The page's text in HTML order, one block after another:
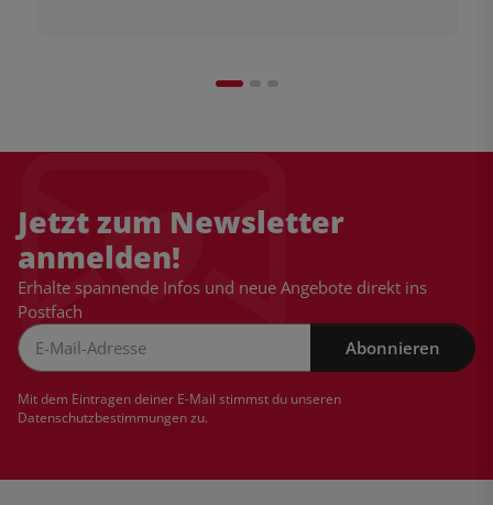
Jetzt zum Newsletter
anmelden!
Erhalte spannende Infos und neue Angebote direkt ins
Postfach
Abonnieren
Mit dem Eintragen deiner E-Mail stimmst du unseren
Datenschutzbestimmungenzu.